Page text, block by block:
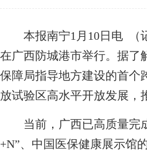
本报南宁1月10日电 （
在广西防城港市举行。据了
保障局指导地方建设的首个
放试验区高水平开放发展，
当前，广西已高质量完
+N”、中国医保健康展示馆